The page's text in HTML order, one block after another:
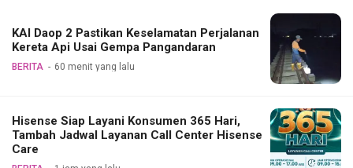
KAI Daop 2 Pastikan Keselamatan Perjalanan
Kereta Api Usai Gempa Pangandaran
BERITA 60 menit yang lalu
Hisense Siap Layani Konsumen 365 Hari,
Tambah Jadwal Layanan Call Center Hisense
Care